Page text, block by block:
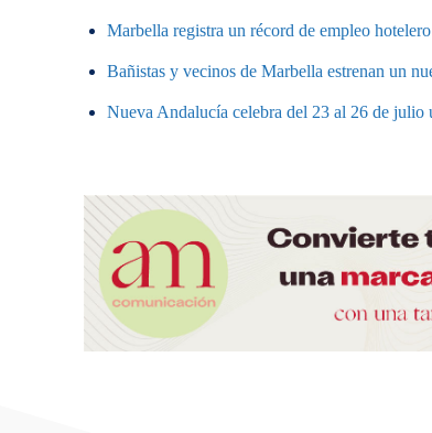
Marbella registra un récord de empleo
Bañistas y vecinos de Marbella estrenan un
Nueva Andalucía celebra del 23 al 26 de julio